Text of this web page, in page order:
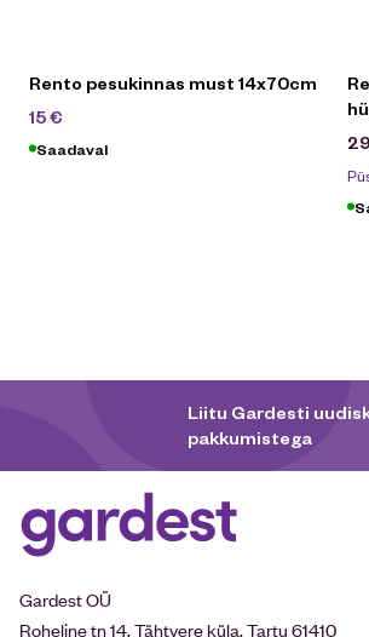
Rento pesukinnas must 14x70cm
15€
Saadaval
Liitu Gardesti
pakkumistega
Gardest OÜ
Roheline tn 14, Tähtvere küla, Tartu 61410